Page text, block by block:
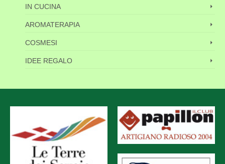
IN CUCINA
AROMATERAPIA
COSMESI
IDEE REGALO